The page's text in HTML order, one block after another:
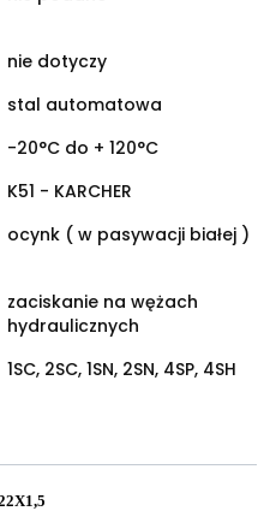
nie dotyczy
stal automatowa
-20°C do + 120°C
K51 - KARCHER
ocynk ( w pasywacji białej )
zaciskanie na wężach
hydraulicznych
1SC, 2SC, 1SN, 2SN, 4SP, 4SH